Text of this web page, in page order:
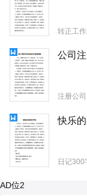
转正工
公司
注册公司
快乐
日记300
AD位2